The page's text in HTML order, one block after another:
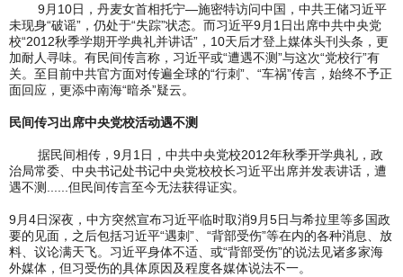
9月10日，丹麦女首相托宁—施密特访问中国，中共王储习近平
未现身“破谣”，仍处于“失踪”状态。而习近平9月1日出席中共中央党
校“2012秋季学期开学典礼并讲话”，10天后才登上媒体头刊头条，更
加耐人寻味。有民间传言称，习近平或“遭遇不测”与这次“党校行”有
关。至目前中共官方面对传遍全球的“行刺”、“车祸”传言，始终不予正
面回应，更添中南海“暗杀”疑云。
民间传习出席中央党校活动遇不测
据民间相传，9月1日，中共中央党校2012年秋季开学典礼，政
治局常委、中央书记处书记中央党校校长习近平出席并发表讲话，遭
遇不测......但民间传言至今无法获得证实。
9月4日深夜，中方突然宣布习近平临时取消9月5日与希拉里等多国政
要的见面，之后包括习近平“遇刺”、“背部受伤”等在内的各种消息、放
料、议论满天飞。习近平身体不适、或“背部受伤”的说法见诸多家海
外媒体，但习受伤的具体原因及程度各媒体说法不一。